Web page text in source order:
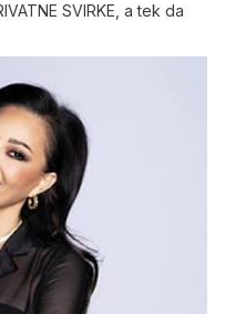
SVIRKE, a tek da